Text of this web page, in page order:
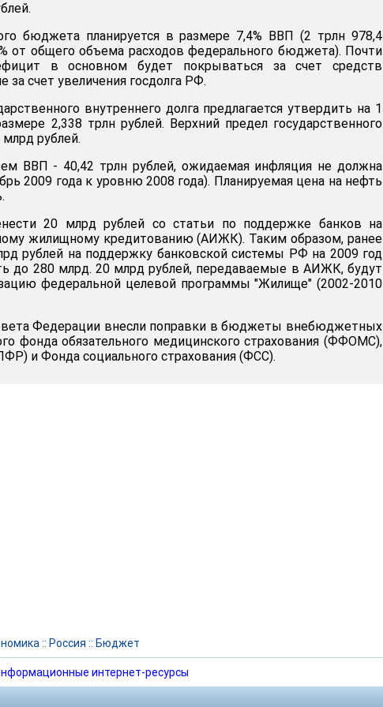
бюджета планируется в размере 7,4% ВВП (2 трлн 978,4
от общего объема расходов федерального бюджета). Почти
в основном будет покрываться за счет средств
за счет увеличения госдолга РФ.
внутреннего долга предлагается утвердить на 1
2,338 трлн рублей. Верхний предел государственного
рублей.
ВВП - 40,42 трлн рублей, ожидаемая инфляция не должна
2009 года к уровню 2008 года). Планируемая цена на нефть
20 млрд рублей со статьи по поддержке банков на
жилищному кредитованию (АИЖК). Таким образом, ранее
рублей на поддержку банковской системы РФ на 2009 год
до 280 млрд. 20 млрд рублей, передаваемые в АИЖК, будут
федеральной целевой программы "Жилище" (2002-2010
Федерации внесли поправки в бюджеты внебюджетных
фонда обязательного медицинского страхования (ФФОМС),
и Фонда социального страхования (ФСС).
:: Россия :: Бюджет
интернет-ресурсы